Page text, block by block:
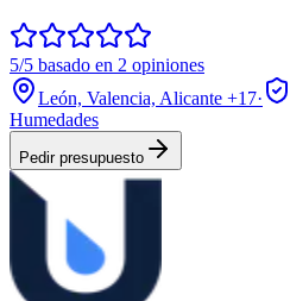
5/5 basado en 2 opiniones
León, Valencia, Alicante +17·
Humedades
Pedir presupuesto